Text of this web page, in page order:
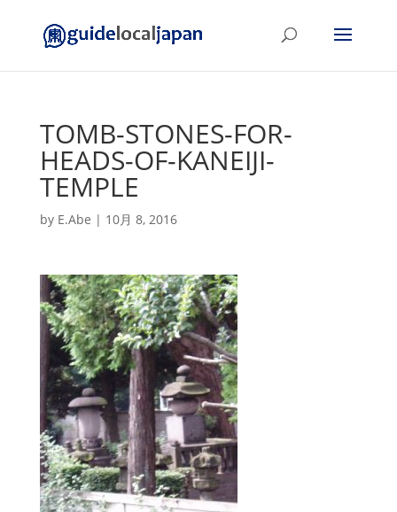
TOMB-STONES-FOR-
HEADS-OF-KANEIJI-
TEMPLE
by E.Abe | 10月 8, 2016